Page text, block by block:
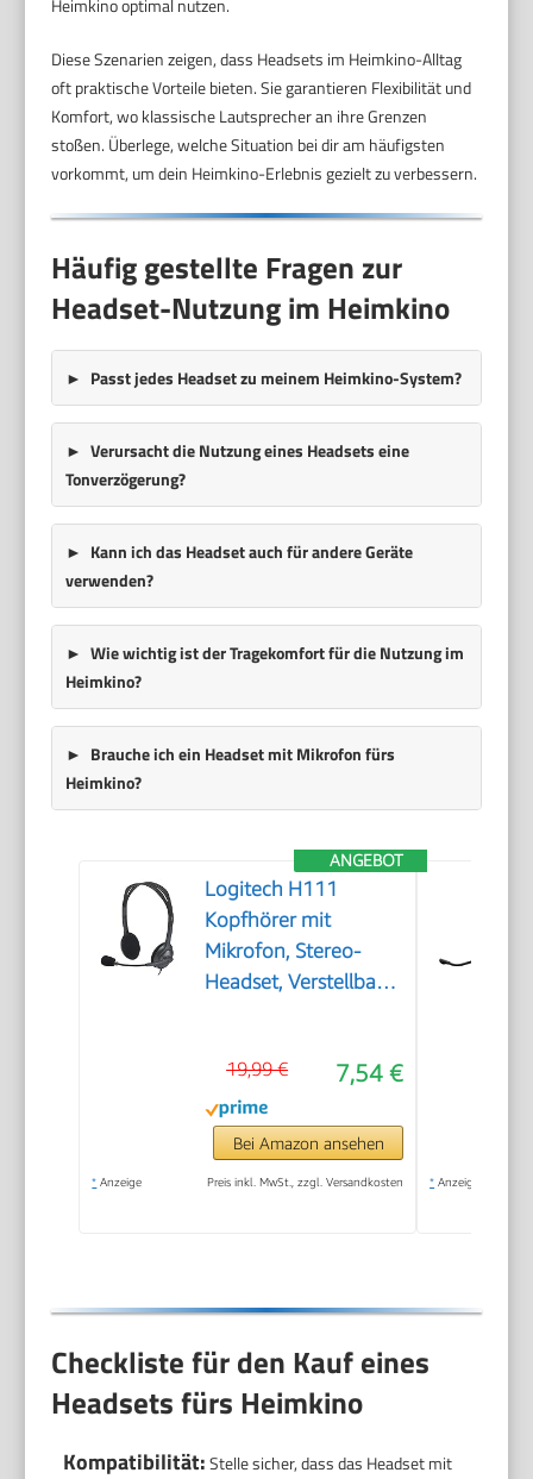
Heimkino optimal nutzen.
Diese Szenarien zeigen, dass Headsets im Heimkino-Alltag
oft praktische Vorteile bieten. Sie garantieren Flexibilität und
Komfort, wo klassische Lautsprecher an ihre Grenzen
stoßen. Überlege, welche Situation bei dir am häufigsten
vorkommt, um dein Heimkino-Erlebnis gezielt zu verbessern.
Häufig gestellte Fragen zur
Headset-Nutzung im Heimkino
Passt jedes Headset zu meinem Heimkino-System?
Verursacht die Nutzung eines Headsets eine
Tonverzögerung?
Kann ich das Headset auch für andere Geräte
verwenden?
Wie wichtig ist der Tragekomfort für die Nutzung im
Heimkino?
Brauche ich ein Headset mit Mikrofon fürs
Heimkino?
ANGEBOT
Logitech H111
Kopfhörer mit
Mikrofon, Stereo-
Headset, Verstellbares
Verstellbarer
Kopfbügel,
Audio/Mikrofon
Dualanschluss mit
7,54 €
19,99 €
Bei Amazon ansehen
* Anzeige Preis inkl. MwSt., zzgl. Versandkosten * Anzeige
Checkliste für den Kauf eines
Headsets fürs Heimkino
Kompatibilität:Stelle sicher, dass das Headset mit